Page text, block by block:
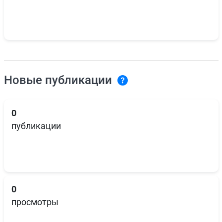
Новые публикации
0
публикации
0
просмотры